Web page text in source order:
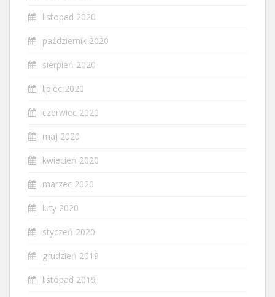
listopad 2020
październik 2020
sierpień 2020
lipiec 2020
czerwiec 2020
maj 2020
kwiecień 2020
marzec 2020
luty 2020
styczeń 2020
grudzień 2019
listopad 2019